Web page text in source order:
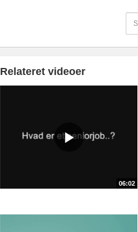
Relateret videoer
06:02